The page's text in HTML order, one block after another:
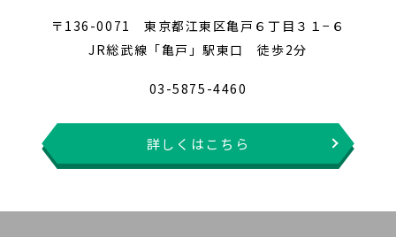
〒136-0071 東京都江東区亀戸６丁目３１−６
JR総武線「亀戸」駅東口 徒歩2分
03-5875-4460
詳しくはこちら